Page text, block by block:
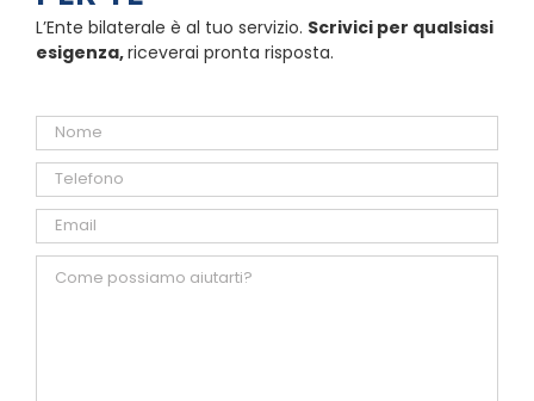
L’Ente bilaterale è al tuo servizio. Scrivici per qualsiasi
esigenza,riceverai pronta risposta.